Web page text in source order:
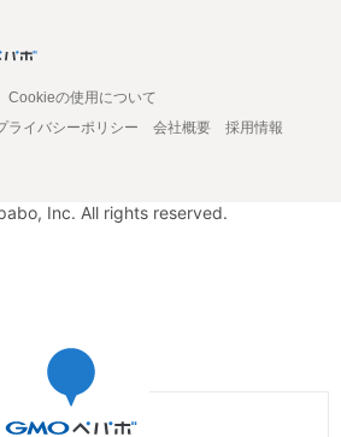
Cookieの使用について
ライバシーポリシー 会社概要
採用情報
Inc. All rights reserved.